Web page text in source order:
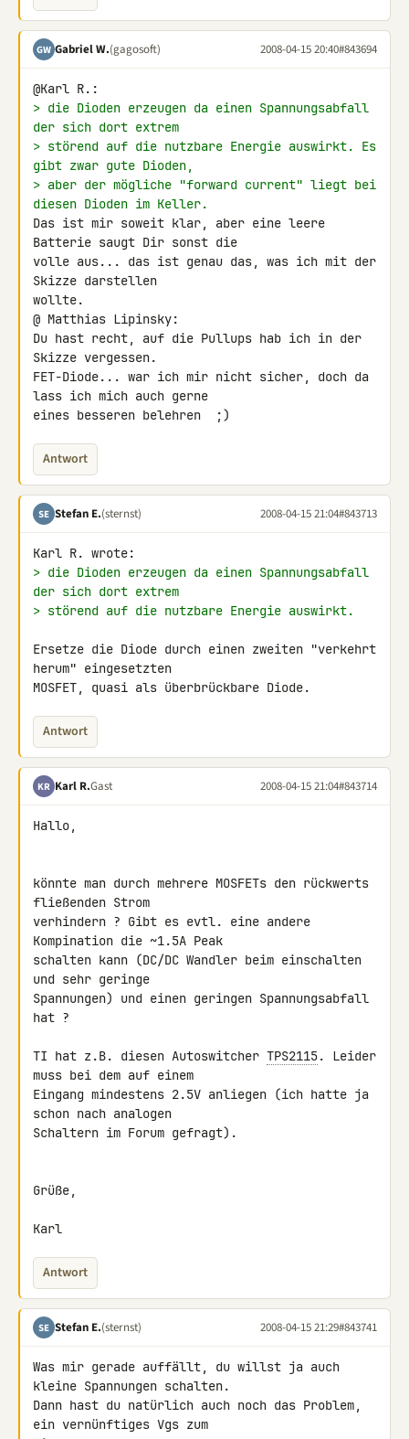
GW Gabriel W.(gagosoft) 2008-04-15 20:40#843694
> die Dioden erzeugen da einen Spannungsabfall
der sich dort extrem
> störend auf die nutzbare Energie auswirkt. Es
gibt zwar gute Dioden,
> aber der mögliche "forward current" liegt bei
diesen Dioden im Keller.
Das ist mir soweit klar, aber eine leere
Batterie saugt Dir sonst die
volle aus... das ist genau das, was ich mit der
Skizze darstellen
wollte.
@ Matthias Lipinsky:
Du hast recht, auf die Pullups hab ich in der
Skizze vergessen.
FET-Diode... war ich mir nicht sicher, doch da
lass ich mich auch gerne
eines besseren belehren  ;)
Antwort
SE Stefan E.(sternst) 2008-04-15 21:04#843713
> die Dioden erzeugen da einen Spannungsabfall
der sich dort extrem
> störend auf die nutzbare Energie auswirkt.
Ersetze die Diode durch einen zweiten "verkehrt
herum" eingesetzten
MOSFET, quasi als überbrückbare Diode.
Antwort
KR Karl R.Gast 2008-04-15 21:04#843714
Hallo,
könnte man durch mehrere MOSFETs den rückwerts
fließenden Strom
verhindern ? Gibt es evtl. eine andere
Kompination die ~1.5A Peak
schalten kann (DC/DC Wandler beim einschalten
und sehr geringe
Spannungen) und einen geringen Spannungsabfall
hat ?
TI hat z.B. diesen Autoswitcher TPS2115. Leider
muss bei dem auf einem
Eingang mindestens 2.5V anliegen (ich hatte ja
schon nach analogen
Schaltern im Forum gefragt).
Grüße,
Karl
Antwort
SE Stefan E.(sternst) 2008-04-15 21:29#843741
Was mir gerade auffällt, du willst ja auch
kleine Spannungen schalten.
Dann hast du natürlich auch noch das Problem,
ein vernünftiges Vgs zum